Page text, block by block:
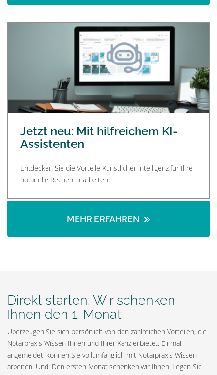
Jetzt neu: Mit hilfreichem KI-
Assistenten
Entdecken Sie die Vorteile Künstlicher Intelligenz für Ihre
notarielle Recherchearbeiten
MEHR ERFAHREN
Direkt starten: Wir schenken
Ihnen den 1. Monat
Überzeugen Sie sich persönlich von den zahlreichen Vorteilen, die
Notarpraxis Wissen Ihnen und Ihrer Kanzlei bietet. Einmal
angemeldet, können Sie vollumfänglich mit Notarpraxis Wissen
arbeiten. Und: Den ersten Monat schenken wir Ihnen! Legen Sie